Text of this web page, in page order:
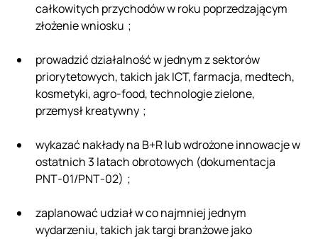
całkowitych przychodów w roku poprzedzającym
złożenie wniosku ;
prowadzić działalność w jednym z sektorów
priorytetowych, takich jak ICT, farmacja, medtech,
kosmetyki, agro‑food, technologie zielone,
przemysł kreatywny ;
wykazać nakłady na B+R lub wdrożone innowacje w
ostatnich 3 latach obrotowych (dokumentacja
PNT‑01/PNT‑02) ;
zaplanować udział w co najmniej jednym
wydarzeniu, takich jak targi branżowe jako